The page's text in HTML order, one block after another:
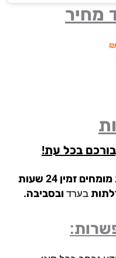
בכל עת!
דלת תקולה? אל תתעכבו! צוות מומחים זמין 24 שעות
בערדובסביבה.